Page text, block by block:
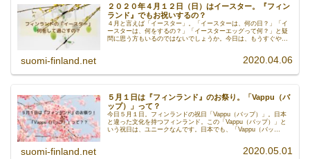
２０２０年４月１２日（日）はイースター。『フィン
ランド』でもお祝いするの？
４月と言えば「イースター」。「イースターは、何の日？」「イ
ースターは、何をするの？」「イースターエッグって何？」と疑
問に思う方もいるのではないでしょうか。今日は、もうすぐやっ
suomi-finland.net 2020.04.06
５月１日は『フィンランド』のお祭り。「Vappu（バ
ップ）」って？
今日５月１日。フィンランドの祝日「Vappu（バップ）」。日本
と違った文化を持つフィンランド。この「Vappu（バップ）」と
いう祝日は、ユニークなんです。日本でも、「Vappu（バッ
suomi-finland.net 2020.05.01